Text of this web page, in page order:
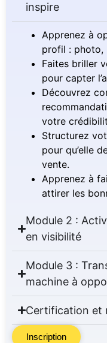
inspire
Apprenez à
profil : photo,
Faites briller
pour capter
Découvrez
votre
Structurez
pour qu’elle
vente.
Apprenez à
attirer les
Module 2 :
en visibilité
Module 3 :
machine à
Certification et
Inscription